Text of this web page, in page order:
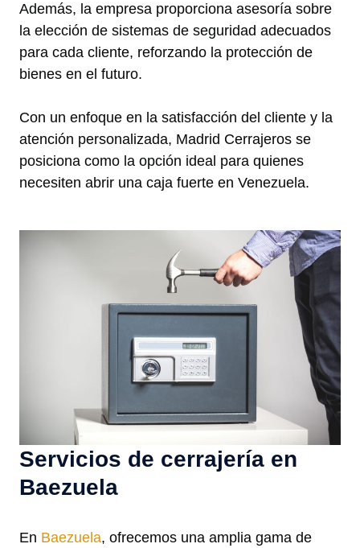
Además, la empresa proporciona asesoría sobre
la elección de sistemas de seguridad adecuados
para cada cliente, reforzando la protección de
bienes en el futuro.
Con un enfoque en la satisfacción del cliente y la
atención personalizada, Madrid Cerrajeros se
posiciona como la opción ideal para quienes
necesiten abrir una caja fuerte en Venezuela.
Servicios de cerrajería en
Baezuela
En Baezuela, ofrecemos una amplia gama de